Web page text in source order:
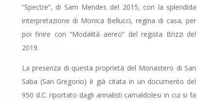
“Spectre”, di Sam Mendes del 2015, con la splendida
interpretazione di Monica Bellucci, regina di casa, per
poi finire con “Modalità aereo” del regista Brizzi del
2019.
La presenza di questa proprietà del Monastero di San
Saba (San Gregorio) è già citata in un documento del
950 d.C. riportato dagli annalisti camaldolesi in cui si fa